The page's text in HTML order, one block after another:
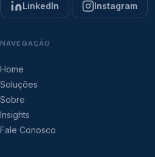
LinkedIn Instagram
NAVEGAÇÃO
Home
Soluções
Sobre
Insights
Fale Conosco